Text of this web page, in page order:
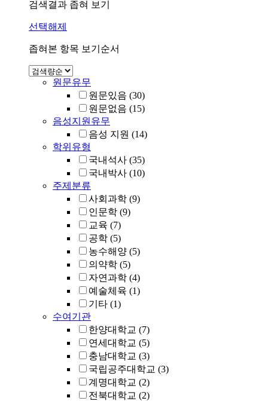
검색결과 좁혀 보기
선택해제
좁혀본 항목 보기순서
원문유무
원문있음 (30)
원문없음 (15)
음성지원유무
음성 지원 (14)
학위유형
국내석사 (35)
국내박사 (10)
주제분류
사회과학 (9)
인문학 (9)
교육 (7)
공학 (5)
농수해양 (5)
의약학 (5)
자연과학 (4)
예술체육 (1)
기타 (1)
수여기관
한양대학교 (7)
연세대학교 (5)
충남대학교 (3)
국립공주대학교 (3)
계명대학교 (2)
전북대학교 (2)